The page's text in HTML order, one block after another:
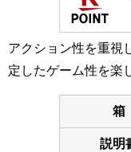
アクション性を重視
定したゲーム性を楽
箱
説明